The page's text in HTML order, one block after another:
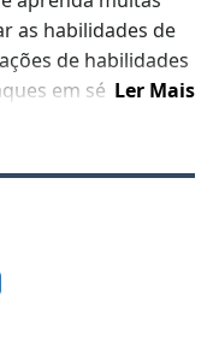
Ler Mais
as habilidades de
de habilidades
em série
tanto
jogadores. Jogue
modo
do
mal antigo